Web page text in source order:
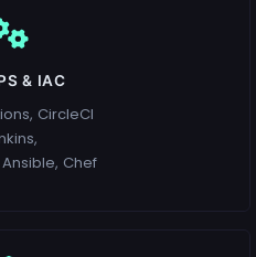
& IAC
CircleCI
Chef